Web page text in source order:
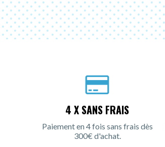
4 X SANS FRAIS
Paiement en 4 fois sans frais dès
300€ d'achat.